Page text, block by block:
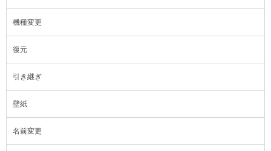
機種変更
復元
引き継ぎ
壁紙
名前変更